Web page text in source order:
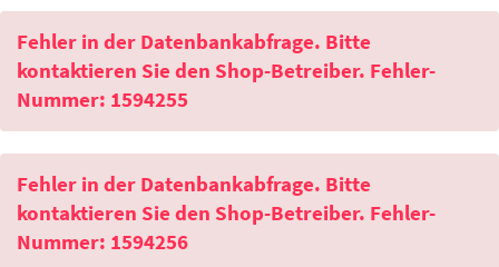
Fehler in der Datenbankabfrage. Bitte
kontaktieren Sie den Shop-Betreiber. Fehler-
Nummer: 1594255
Fehler in der Datenbankabfrage. Bitte
kontaktieren Sie den Shop-Betreiber. Fehler-
Nummer: 1594256